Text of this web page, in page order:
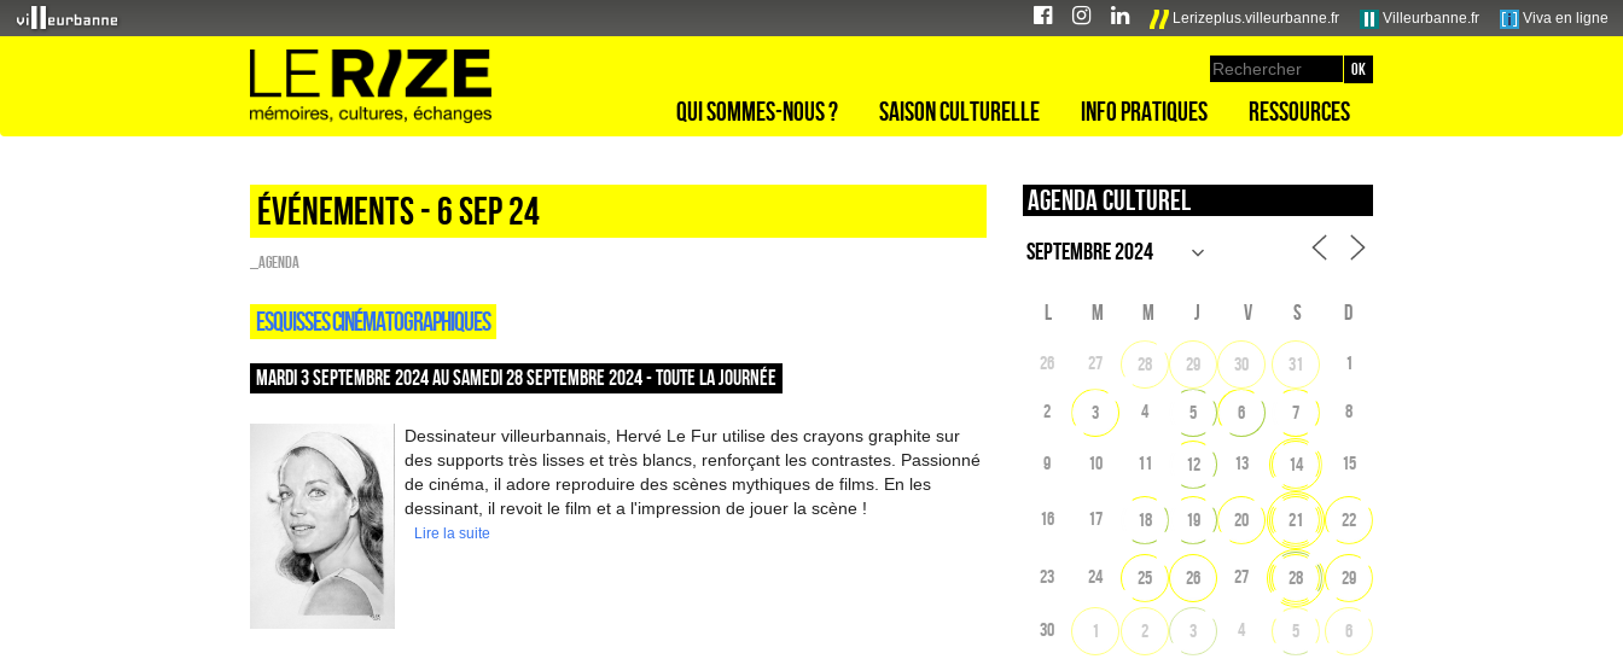
Lerizeplus.villeurbanne.fr Villeurbanne.fr Viva en ligne
Qui sommes-nous ? Saison culturelle Info pratiques Ressources
Événements - 6 Sep 24
_Agenda
ESQUISSES CINÉMATOGRAPHIQUES
MARDI 3 SEPTEMBRE 2024 AU SAMEDI 28 SEPTEMBRE 2024 - TOUTE LA JOURNÉE
Dessinateur villeurbannais, Hervé Le Fur utilise des crayons graphite sur
des supports très lisses et très blancs, renforçant les contrastes. Passionné
de cinéma, il adore reproduire des scènes mythiques de films. En les
dessinant, il revoit le film et a l'impression de jouer la scène !
Lire la suite
Agenda culturel
L M M J V S D
26 27 28 29 30 31 1
2 3 4 5 6 7 8
9 10 11 12 13 14 15
16 17 18 19 20 21 22
23 24 25 26 27 28 29
30 1 2 3 4 5 6